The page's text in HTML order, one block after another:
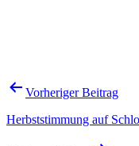
Vorheriger Beitrag
Herbststimmung auf